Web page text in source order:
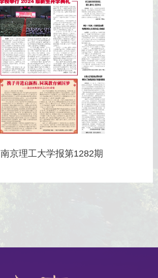
南京理工大学报第1282期